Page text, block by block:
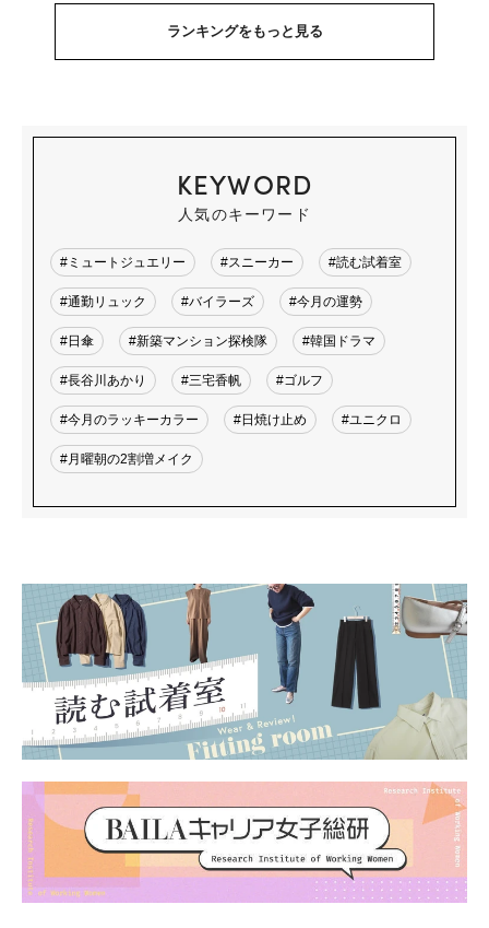
ランキングをもっと見る
KEYWORD
人気のキーワード
#ミュートジュエリー #スニーカー #読む試着室
#通勤リュック #バイラーズ #今月の運勢
#日傘 #新築マンション探検隊 #韓国ドラマ
#長谷川あかり #三宅香帆 #ゴルフ
#今月のラッキーカラー #日焼け止め #ユニクロ
#月曜朝の2割増メイク